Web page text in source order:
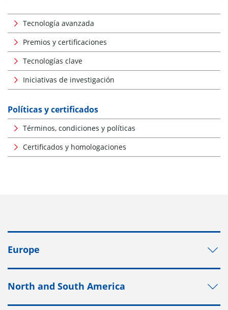
Tecnología avanzada
Premios y certificaciones
Tecnologías clave
Iniciativas de investigación
Políticas y certificados
Términos, condiciones y políticas
Certificados y homologaciones
Europe
North and South America